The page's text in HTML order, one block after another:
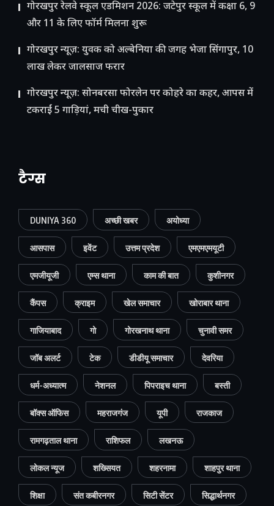
गोरखपुर रेलवे स्कूल एडमिशन 2026: जटेपुर स्कूल में कक्षा 6, 9
और 11 के लिए फॉर्म मिलना शुरू
गोरखपुर न्यूज़: युवक को अल्बेनिया की जगह भेजा सिंगापुर, 10
लाख लेकर जालसाज फरार
गोरखपुर न्यूज़: सोनबरसा फोरलेन पर कोहरे का कहर, आपस में
टकराईं 5 गाड़ियां, मची चीख-पुकार
टैग्स
DUNIYA 360 अच्छी खबर अयोध्या
आसपास इवेंट उत्तम प्रदेश एमएमएमयूटी
एमजीयूजी एम्स थाना काम की बात कुशीनगर
कैंपस क्राइम खेल समाचार खोराबार थाना
गाजियाबाद गो गोरखनाथ थाना चुनावी समर
जॉब अलर्ट टेक डीडीयू समाचार देवरिया
धर्म-अध्यात्म नेशनल पिपराइच थाना बस्ती
बॉक्स ऑफिस महराजगंज यूपी राजकाज
रामगढ़ताल थाना राशिफल लखनऊ
लोकल न्यूज शख्सियत शहरनामा शाहपुर थाना
शिक्षा संत कबीरनगर सिटी सेंटर सिद्धार्थनगर